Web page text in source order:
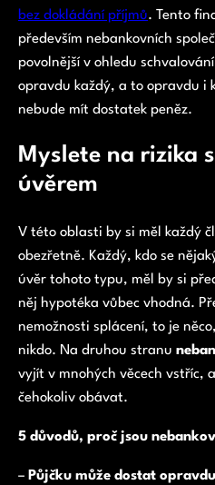
bez dokládání příjmů. Tento
především nebankovních
povolnější v ohledu
opravdu každý, a to opravdu i
nebude mít dostatek peněz.
Myslete na rizika
úvěrem
V této oblasti by si měl každý
obezřetně. Každý, kdo se
úvěr tohoto typu, měl by si
něj hypotéka vůbec vhodná.
nemožnosti splácení, to je
nikdo. Na druhou stranu
vyjít v mnohých věcech vstříc,
čehokoliv obávat.
5 důvodů, proč jsou
– Půjčku může dostat